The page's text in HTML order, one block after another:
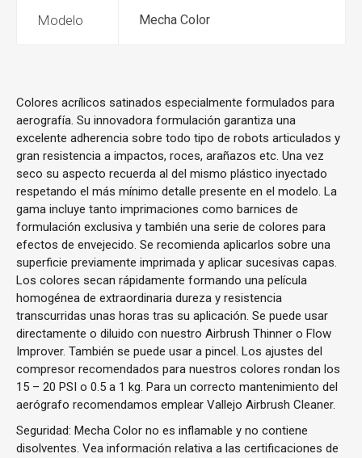
Modelo Mecha Color
Colores acrílicos satinados especialmente formulados para
aerografía. Su innovadora formulación garantiza una
excelente adherencia sobre todo tipo de robots articulados y
gran resistencia a impactos, roces, arañazos etc. Una vez
seco su aspecto recuerda al del mismo plástico inyectado
respetando el más mínimo detalle presente en el modelo. La
gama incluye tanto imprimaciones como barnices de
formulación exclusiva y también una serie de colores para
efectos de envejecido. Se recomienda aplicarlos sobre una
superficie previamente imprimada y aplicar sucesivas capas.
Los colores secan rápidamente formando una película
homogénea de extraordinaria dureza y resistencia
transcurridas unas horas tras su aplicación. Se puede usar
directamente o diluido con nuestro Airbrush Thinner o Flow
Improver. También se puede usar a pincel. Los ajustes del
compresor recomendados para nuestros colores rondan los
15 – 20 PSI o 0.5 a 1 kg. Para un correcto mantenimiento del
aerógrafo recomendamos emplear Vallejo Airbrush Cleaner.
Seguridad: Mecha Color no es inflamable y no contiene
disolventes. Vea información relativa a las certificaciones de